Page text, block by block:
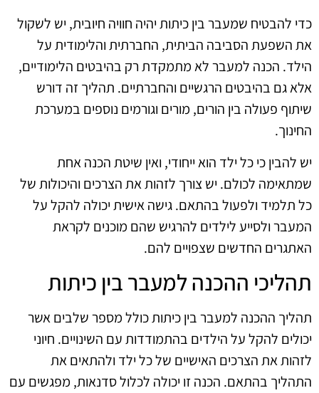
כדי להבטיח שמעבר בין כיתות יהיה חוויה חיובית, יש לשקול
את השפעת הסביבה הביתית, החברתית והלימודית על
הילד. הכנה למעבר לא מתמקדת רק בהיבטים הלימודיים,
אלא גם בהיבטים הרגשיים והחברתיים. תהליך זה דורש
שיתוף פעולה בין הורים, מורים וגורמים נוספים במערכת
החינוך.
יש להבין כי כל ילד הוא ייחודי, ואין שיטת הכנה אחת
שמתאימה לכולם. יש צורך לזהות את הצרכים והיכולות של
כל תלמיד ולפעול בהתאם. גישה אישית יכולה להקל על
המעבר ולסייע לילדים להרגיש שהם מוכנים לקראת
האתגרים החדשים שצפויים להם.
תהליכי ההכנה למעבר בין כיתות
תהליך ההכנה למעבר בין כיתות כולל מספר שלבים אשר
יכולים להקל על הילדים בהתמודדות עם השינויים. חיוני
לזהות את הצרכים האישיים של כל ילד ולהתאים את
התהליך בהתאם. הכנה זו יכולה לכלול סדנאות, מפגשים עם